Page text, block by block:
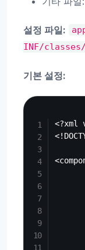
설정 파일:
INF/
기본 설정:
<?xml